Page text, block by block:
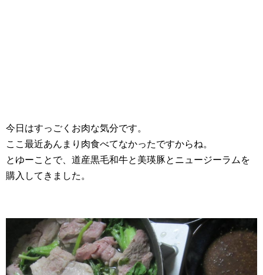
今日はすっごくお肉な気分です。
ここ最近あんまり肉食べてなかったですからね。
とゆーことで、道産黒毛和牛と美瑛豚とニュージーラムを
購入してきました。